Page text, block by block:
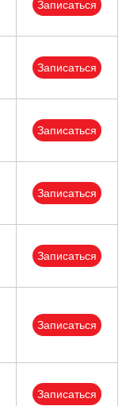
Записаться
Записаться
Записаться
Записаться
Записаться
Записаться
Записаться